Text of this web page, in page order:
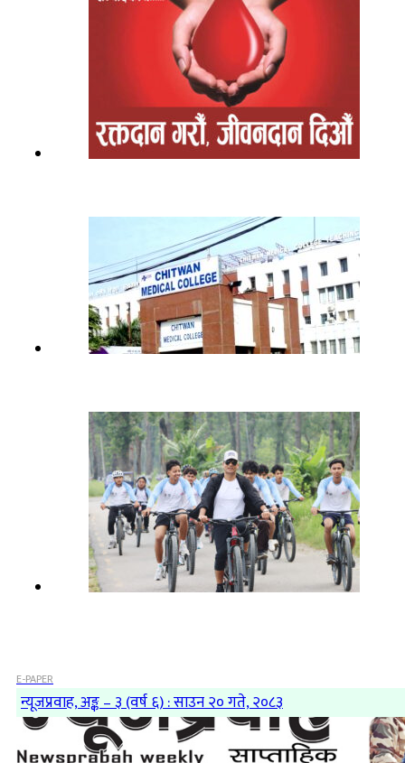
E-PAPER
न्यूजप्रवाह, अङ्क – ३ (वर्ष ६) : साउन २० गते, २०८३